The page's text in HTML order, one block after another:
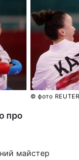
© фото
про
майстер